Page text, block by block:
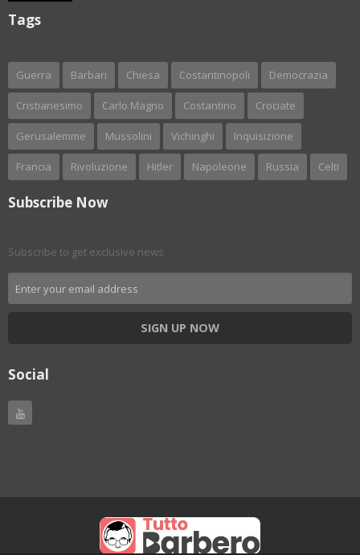
Tags
Guerra Barbari Chiesa Costantinopoli Democrazia
Cristianesimo Carlo Magno Costantino Crociate
Gerusalemme Mussolini Vichinghi Inquisizione
Francia Rivoluzione Hitler Napoleone Russia Celti
Subscribe Now
Subscribe to get exclusive news
SIGN UP NOW
Social